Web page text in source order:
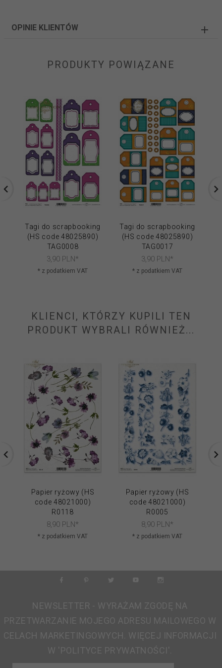
OPINIE KLIENTÓW
PRODUKTY POWIĄZANE
Tagi do scrapbooking
(HS code 48025890)
TAG0008
3,90 PLN*
* z podatkiem VAT
Tagi do scrapbooking
(HS code 48025890)
TAG0017
3,90 PLN*
* z podatkiem VAT
KLIENCI, KTÓRZY KUPILI TEN
PRODUKT WYBRALI RÓWNIEŻ...
Papier ryżowy (HS
code 48021000)
R0118
8,90 PLN*
* z podatkiem VAT
Papier ryżowy (HS
code 48021000)
R0005
8,90 PLN*
* z podatkiem VAT
NEWSLETTER - WYRAŻAM ZGODĘ NA
PRZETWARZANIE MOJEGO ADRESU MAILOWEGO W
CELACH MARKETINGOWYCH. WIĘCEJ INFORMACJI
W 'POLITYCE PRYWATNOŚCI'.